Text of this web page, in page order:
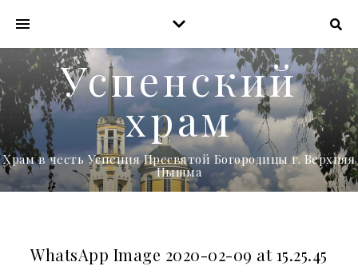
Успенский
храм
Храм в честь Успения Пресвятой Богородицы г. Верхняя
Пышма
WhatsApp Image 2020-02-09 at 15.25.45